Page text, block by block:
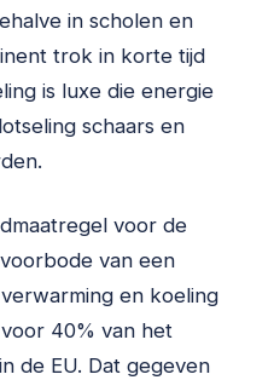
in scholen en
trok in korte tijd
is luxe die energie
schaars en
voor de
van een
en koeling
40% van het
de EU. Dat gegeven